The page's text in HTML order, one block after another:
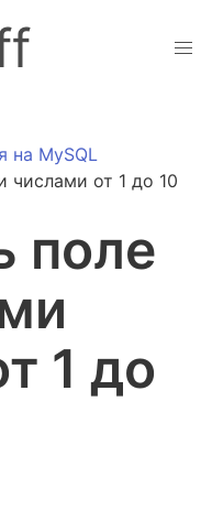
на MySQL
числами от 1 до 10
поле
1 до